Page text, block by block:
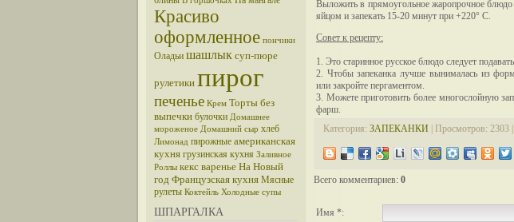
Красиво
оформленное пончики
Оладьи шашлык суп-пюре
рулетики пирог
печенье Крем Торты без
выпечки булочки Домашнее
мороженое Домашний сыр хлеб
Лимонад пирожные американская
кухня грузинская кухня Заливное
Роллы кекс варенье На Новый
год Французская кухня Мясные
рулеты Коктейль Холодные супы
ШПАРГАЛКА
Выложить в прямоугольное жаропрочное блюдо
яйцом и запекать 15-20 минут при +220° С.
Совет к рецепту:
1. Это старинное русское блюдо следует
2. Чтобы запеканка лучше вынималась из
или закройте пергаментом.
3. Можете приготовить более многослойную
фарш.
Категория: ЗАПЕКАНКИ Просмотров: 2303 |
Всего комментариев: 0
Имя *: